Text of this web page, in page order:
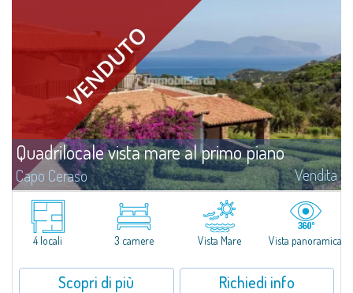
Quadrilocale vista mare al primo piano
Capo Ceraso Vendita
​Appartamento quadrilocale di ultima ristrutturazione in vendita all’interno
del Capo Ceraso Family Resort, oasi del bien vivre sviluppata lungo 16 ettari
di meraviglioso parco naturale che si affacciano sullo...
4 locali
3 camere Vista Mare Vista panoramica
Scopri di più Richiedi info